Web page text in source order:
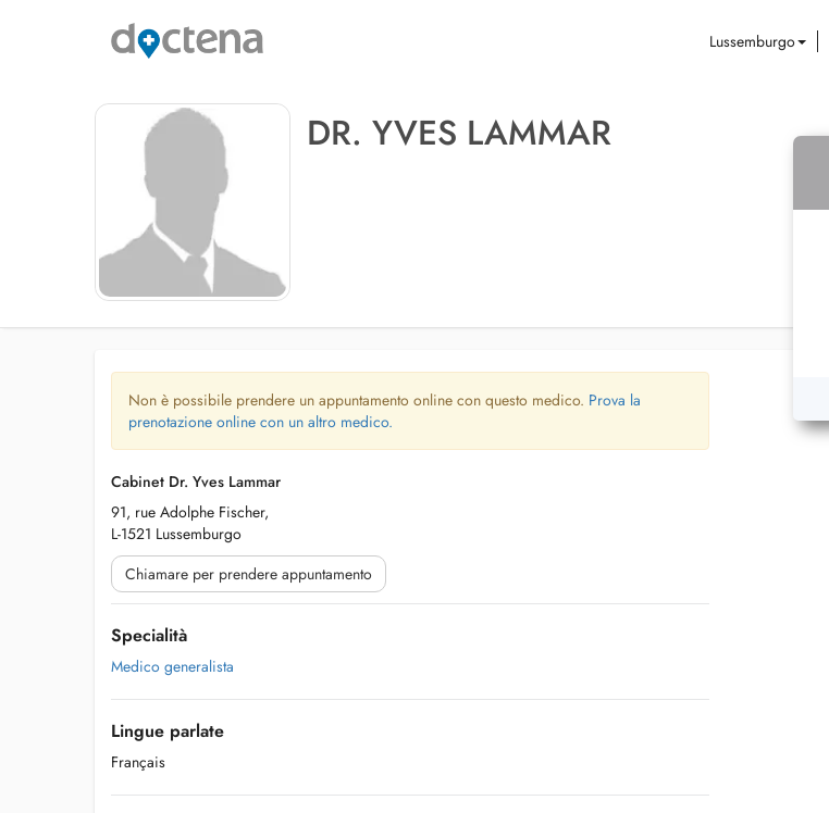
Lussemburgo
DR. YVES LAMMAR
Non è possibile prendere un appuntamento online con questo medico. Prova la
prenotazione online con un altro medico.
Cabinet Dr. Yves Lammar
91, rue Adolphe Fischer,
L-1521 Lussemburgo
Chiamare per prendere appuntamento
Specialità
Medico generalista
Lingue parlate
Français